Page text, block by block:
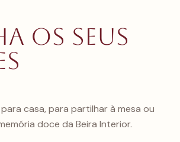
os seus
casa, para partilhar à mesa ou
doce da Beira Interior.